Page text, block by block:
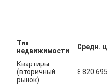
Тип
недвижимости
Средн.
Квартиры
(вторичный
рынок)
8 820 695